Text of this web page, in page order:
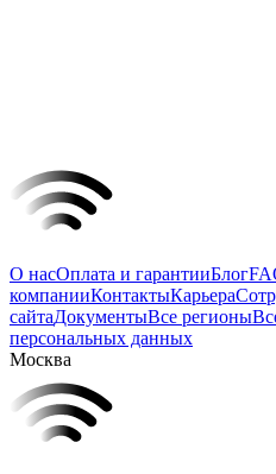
О насОплата и гарантииБлог
компанииКонтактыКарьера
сайтаДокументыВсе регионы
персональных данных
Москва